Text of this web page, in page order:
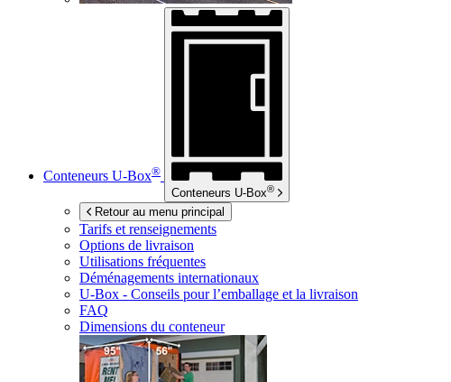
Conteneurs U-Box®
Conteneurs U-Box®
Retour au menu principal
Tarifs et renseignements
Options de livraison
Utilisations fréquentes
Déménagements internationaux
U-Box - Conseils pour l’emballage et la livraison
FAQ
Dimensions du conteneur